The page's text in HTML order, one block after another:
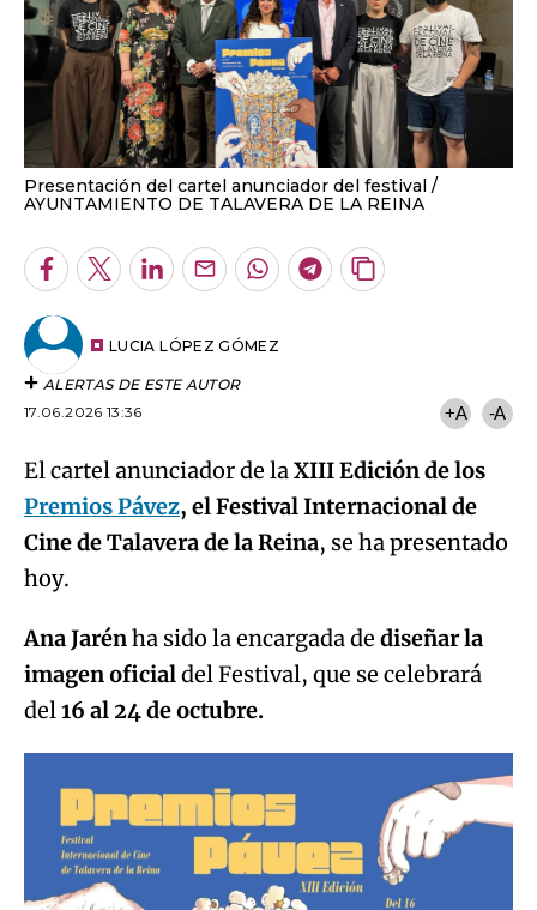
Presentación del cartel anunciador del festival
AYUNTAMIENTO DE TALAVERA DE LA REINA
Facebook
TwitterLinkedInEnviarWhatsapp
Telegram
Copiar
LUCIA LÓPEZ GÓMEZ
ALERTAS DE ESTE AUTOR
17.06.2026 13:36
+A -A
El cartel anunciador de laXIII Edición de los
Premios Pávez, el Festival Internacional de
Cine de Talavera de la Reina, se ha presentado
hoy.
Ana Jarénha sido la encargada de diseñar la
imagen oficialdel Festival, que se celebrará
del16 al 24 de octubre.